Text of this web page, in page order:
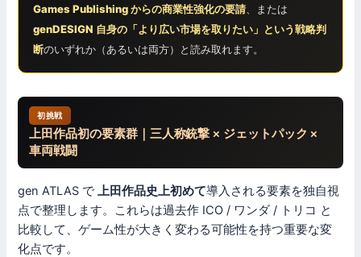
Games Publishing からの商業性強化の要請 、または
genDESIGN 自身の「より広い市場を取りたい」という戦略判
断のいずれか（あるいは両方）と読み取れます。
初挑戦
上田作品初の要素群｜三人称銃撃 × ジェットパック ×
車両戦闘
gen ATLAS で上田作品史上初めて導入される要素を独自視
点で整理します。これらは過去作 ICO / ワンダ / トリコ と
比較して、ゲーム性が大きく変わる可能性を持つ重要な変
化点です。